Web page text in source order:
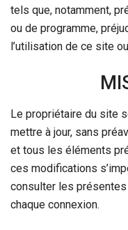
tels que, notamment,
ou de programme,
l’utilisation de ce site
Le propriétaire du site
mettre à jour, sans
et tous les éléments
ces modifications
consulter les
chaque connexion.